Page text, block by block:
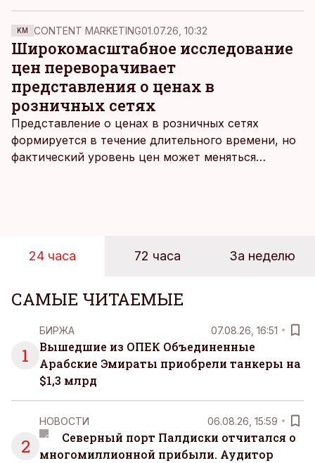
электронную среду e-MTA.
KM CONTENT MARKETING01.07.26, 10:32
Широкомасштабное исследование
цен переворачивает
представления о ценах в
розничных сетях
Представление о ценах в розничных сетях
формируется в течение длительного времени, но
фактический уровень цен может меняться
24 часа 72 часа За неделю
САМЫЕ ЧИТАЕМЫЕ
1
БИРЖА 07.08.26, 16:51
Вышедшие из ОПЕК Объединенные
Арабские Эмираты приобрели танкеры на
$1,3 млрд
2
НОВОСТИ 06.08.26, 15:59
Северный порт Палдиски отчитался о
многомиллионной прибыли. Аудитор